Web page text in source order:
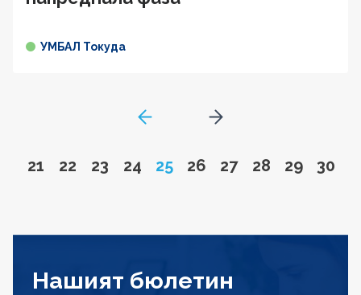
УМБАЛ Токуда
GoToPreviousPage
Go to page
21 Go to page
22 Go to page
23 Go to page
24 Page
25 Go to page
26 Go to page
27 Go to page
28 Go to
29 Go
30
Go to next page
Нашият бюлетин